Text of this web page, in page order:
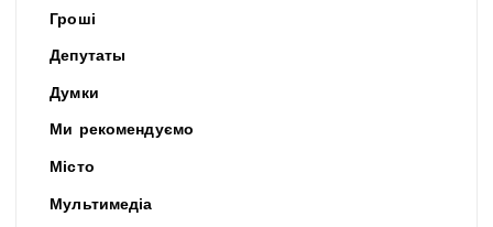
Гроші
Депутаты
Думки
Ми рекомендуємо
Місто
Мультимедіа